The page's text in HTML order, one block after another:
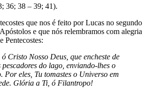
36; 38 – 39; 41).
que nos é feito por Lucas no segundo
e que nós relembramos com alegria
Pentecostes:
ó Cristo Nosso Deus, que encheste de
do lago, enviando-lhes o
Por eles, Tu tomastes o Universo em
Glória a Ti, ó Filantropo!